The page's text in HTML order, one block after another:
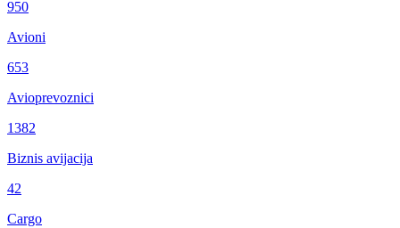
950
Avioni
653
Avioprevoznici
1382
Biznis avijacija
42
Cargo